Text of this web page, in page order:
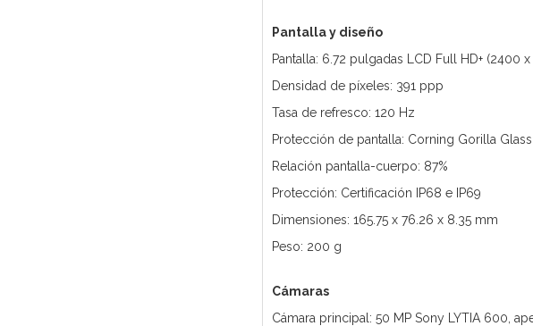
Pantalla y diseño
Pantalla: 6.72 pulgadas LCD Full HD+ (2400
Densidad de píxeles: 391 ppp
Tasa de refresco: 120 Hz
Protección de pantalla: Corning Gorilla Glass
Relación pantalla-cuerpo: 87%
Protección: Certificación IP68 e IP69
Dimensiones: 165.75 x 76.26 x 8.35 mm
Peso: 200 g
Cámaras
Cámara principal: 50 MP Sony LYTIA 600,